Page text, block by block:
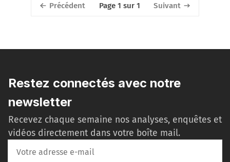
Précédent Page 1 sur 1 Suivant
Restez connectés avec notre
newsletter
Recevez chaque semaine nos analyses, enquêtes et
vidéos directement dans votre boîte mail.